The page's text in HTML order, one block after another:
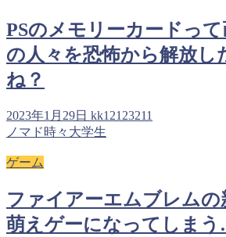
PSのメモリーカードって
の人々を恐怖から解放し
ね？
2023年1月29日 kk12123211
ノマド時々大学生
ゲーム
ファイアーエムブレムの
萌えゲーになってしま